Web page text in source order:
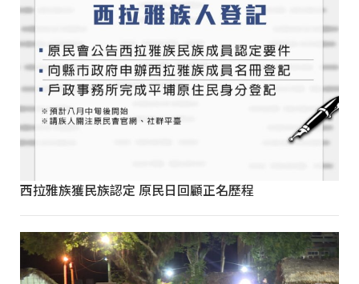
西拉雅族獲民族認定 原民日回顧正名歷程